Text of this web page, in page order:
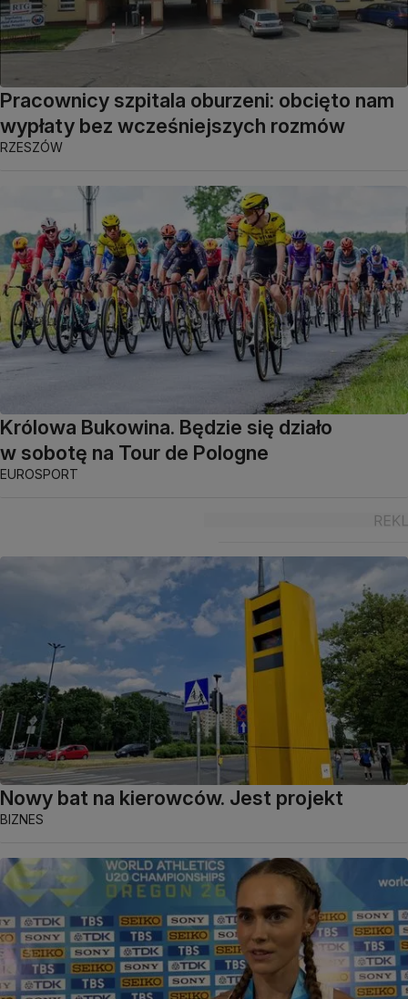
Pracownicy szpitala oburzeni: obcięto nam
wypłaty bez wcześniejszych rozmów
RZESZÓW
Królowa Bukowina. Będzie się działo
w sobotę na Tour de Pologne
EUROSPORT
Nowy bat na kierowców. Jest projekt
BIZNES